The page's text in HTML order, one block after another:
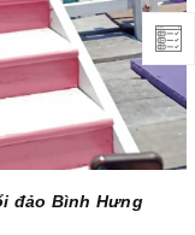
đảo Bình Hưng